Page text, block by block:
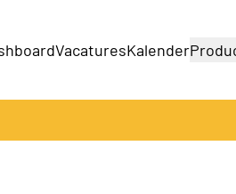
VacaturesKalender